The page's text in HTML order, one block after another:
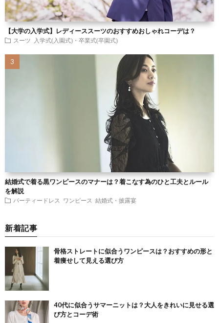
【大学の入学式】レディーススーツのおすすめおしゃれコーデは？
スーツ 入学式(入園式)・卒業式(卒園式)
結婚式で着る黒ワンピースのマナーは？着こなす為のひと工夫とルール
を解説
パーティードレス ワンピース 結婚式・披露宴
新着記事
骨格ストレートに似合うワンピースは？おすすめの形と
着痩せして見える選び方
40代に似合うサマーニットは？大人をきれいに見せる選
び方とコーデ術